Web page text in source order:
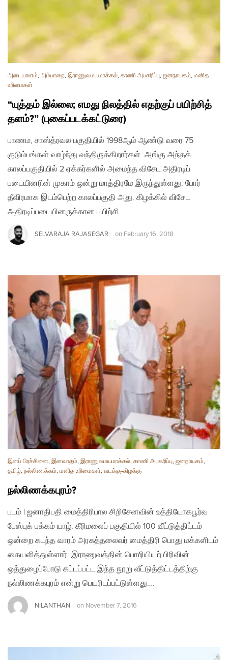
அடையாளம், அம்பாறை, இராணுவமயமாக்கல், காணி அபகரிப்பு, ஜனநாயகம், மனித
உரிமைகள்
“யுத்தம் இல்லை; எமது நிலத்தில் எதற்குப் பயிற்சித்
தளம்?” (புகைப்படக்கட்டுரை)
பாணம, சாஸ்த்ரவல பகுதியில் 1998ஆம் ஆண்டு வரை 75
குடும்பங்கள் வாழ்ந்து வந்திருக்கிறார்கள். அங்கு அந்தக்
காலப்பகுதியில் 2 ஏக்கர்களில் அமைந்த விசேட அதிரடிப்
படையினரின் முகாம் ஒன்று மாத்திரமே இருந்துள்ளது. போர்
தீவிரமாக இடம்பெற்ற காலப்பகுதி அது. கிழக்கில் விசேட
அதிரடிப்படையினருக்கான பயிற்சி…
SELVARAJA RAJASEGAR on February 16, 2018
இனப் பிரச்சினை, இனவாதம், இராணுவமயமாக்கல், காணி அபகரிப்பு, ஜனநாயகம்,
தமிழ், நல்லிணக்கம், மனித உரிமைகள், வடக்கு-கிழக்கு
நல்லிணக்கபுரம்?
படம் | ஜனாதிபதி மைத்திரிபால சிறிசேனவின் உத்தியோகபூர்வ
பேஸ்புக் பக்கம் யாழ். கீரிமலைப் பகுதியில் 100 வீட்டுத்திட்டம்
ஒன்றை கடந்த வாரம் அரசுத்தலைவர் மைத்திரி பொது மக்களிடம்
கையளித்துள்ளார். இராணுவத்தின் பொறியியற் பிரிவின்
ஒத்துழைப்போடு கட்டப்பட்ட இந்த நூறு வீட்டுத்திட்டத்திற்கு
நல்லிணக்கபுரம் என்று பெயரிடப்பட்டுள்ளது….
NILANTHAN on November 7, 2016